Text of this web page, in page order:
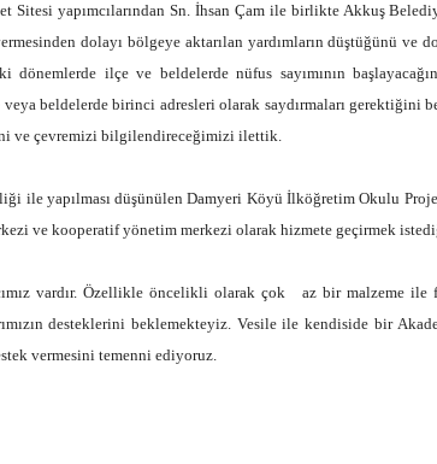
yapımcılarından Sn. İhsan Çam ile birlikte Akkuş
dolayı bölgeye aktarılan yardımların düştüğünü ve
dönemlerde ilçe ve beldelerde nüfus sayımının
beldelerde birinci adresleri olarak saydırmaları gerektiğini
ve çevremizi bilgilendireceğimizi ilettik.
yapılması düşünülen Damyeri Köyü İlköğretim Okulu
ve kooperatif yönetim merkezi olarak hizmete geçirmek
vardır. Özellikle öncelikli olarak çok az bir malzeme ile
desteklerini beklemekteyiz. Vesile ile kendiside bir
vermesini temenni ediyoruz.